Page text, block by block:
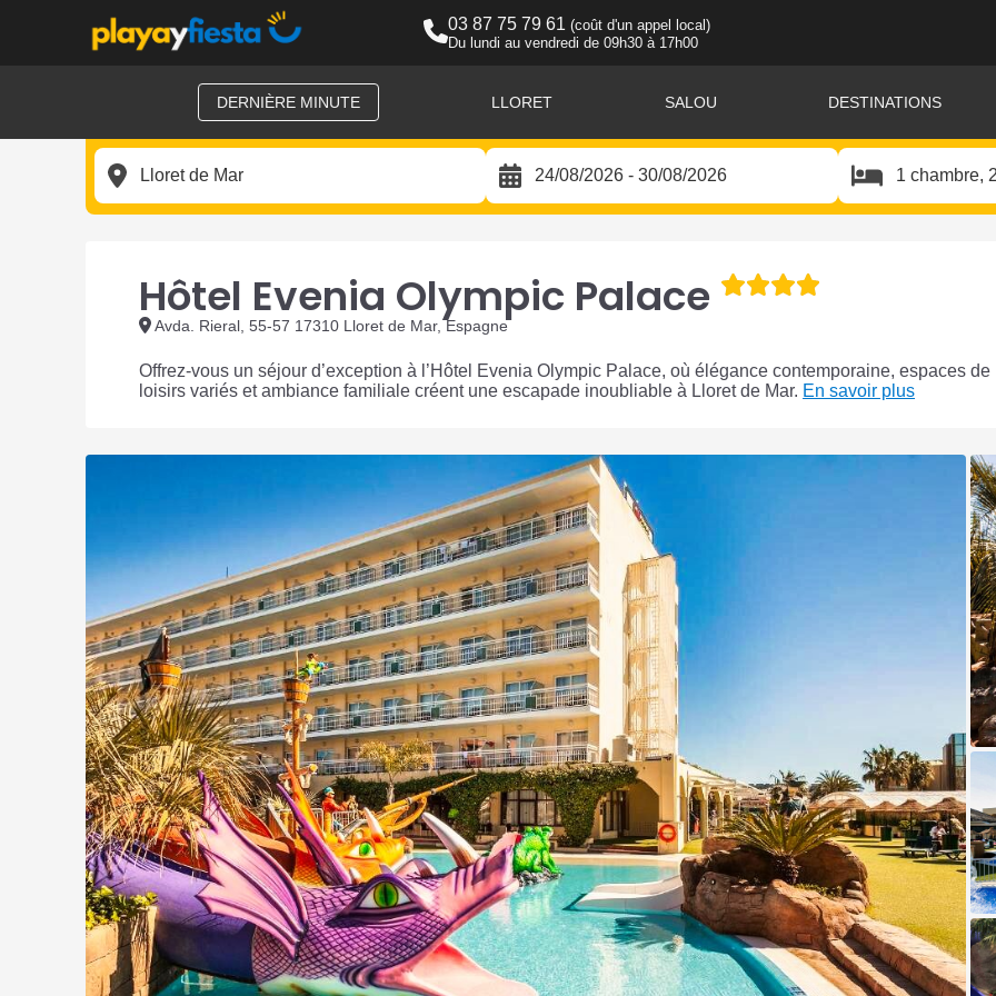
03 87 75 79 61 (coût d'un appel local)
Du lundi au vendredi de 09h30 à 17h00
DERNIÈRE MINUTE LLORET SALOU DESTINATIONS
Hôtel Evenia Olympic Palace
Avda. Rieral, 55-57 17310 Lloret de Mar, Espagne
Offrez-vous un séjour d’exception à l’Hôtel Evenia Olympic Palace, où élégance contemporaine, espaces de
loisirs variés et ambiance familiale créent une escapade inoubliable à Lloret de Mar. En savoir plus